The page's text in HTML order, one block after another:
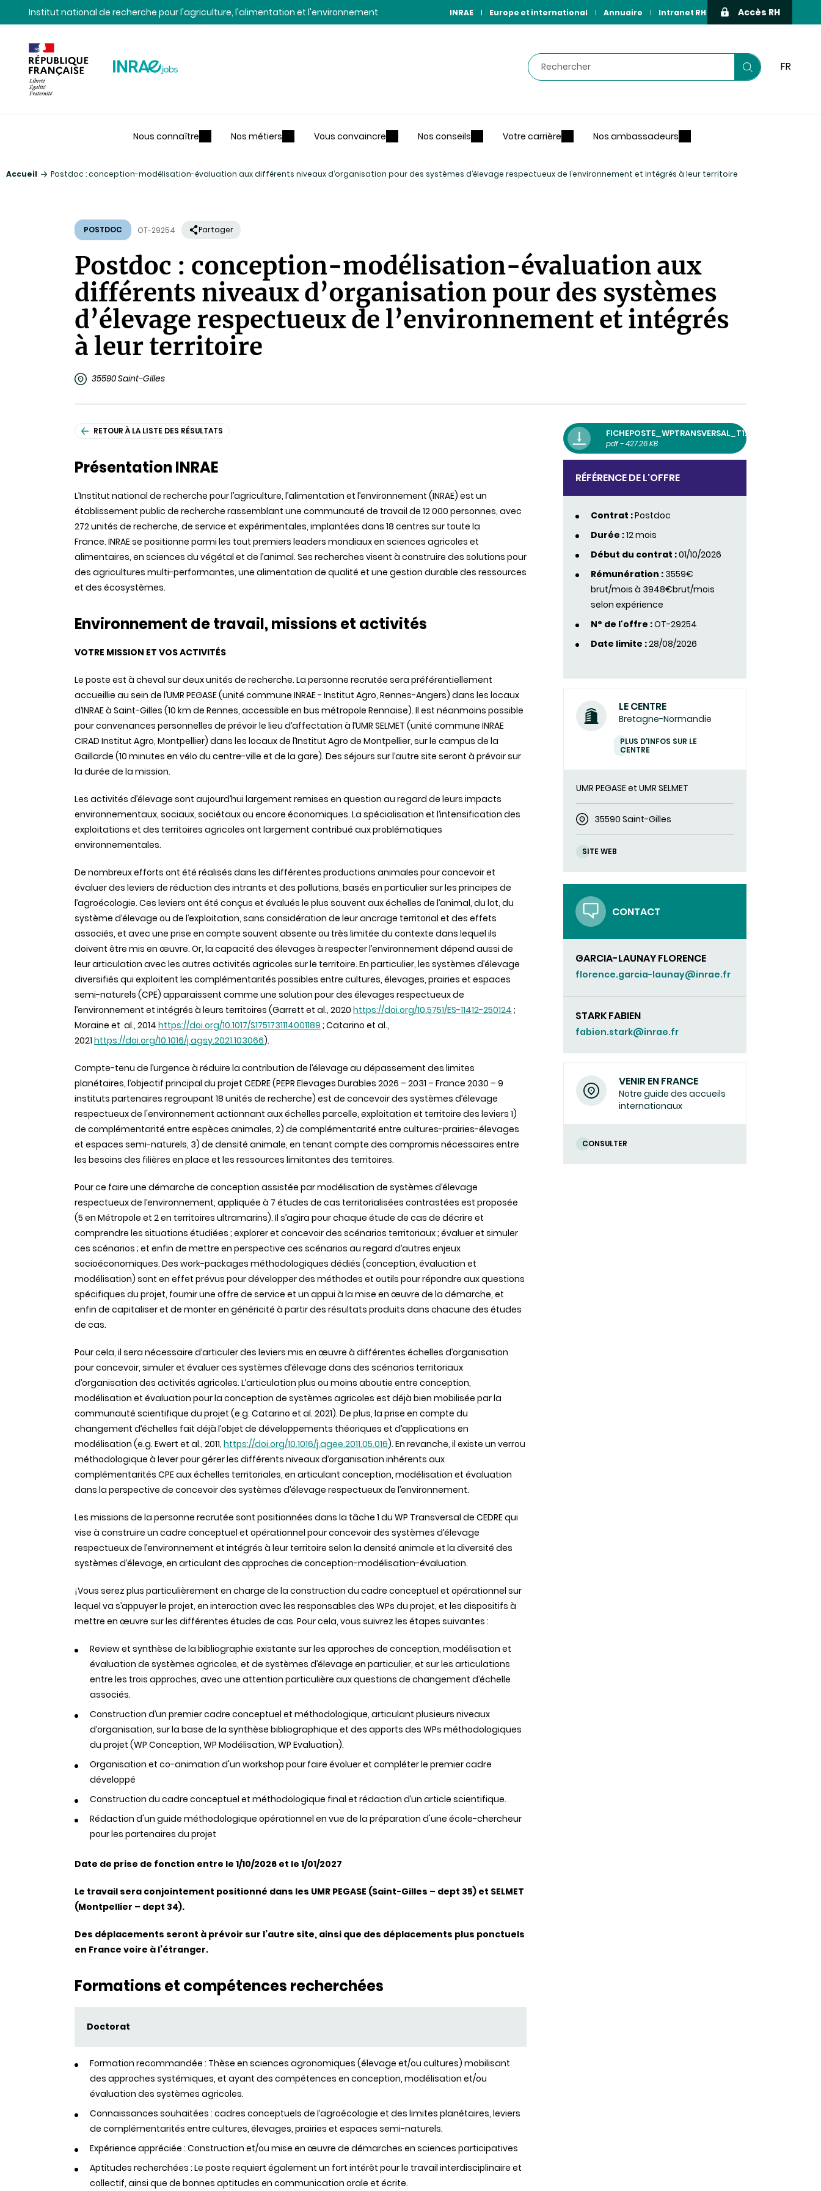
Contenu
Recherche
NavigationInstitut national de recherche pour l'agriculture, l'alimentation et l'environnement INRAE Europe et international Annuaire Intranet RH Accès RH
Rechercher
Lancer
FR
Nous connaître Nos métiers Vous convaincre Nos conseils Votre carrière Nos ambassadeurs
Accueil Postdoc : conception-modélisation-évaluation aux différents niveaux d’organisation pour des systèmes d’élevage respectueux de l’environnement et intégrés à leur territoire
POSTDOC OT-29254 Partager
Postdoc : conception-modélisation-évaluation aux
différents niveaux d’organisation pour des systèmes
d’élevage respectueux de l’environnement et intégrés
à leur territoire
35590 Saint-Gilles
RETOUR À LA LISTE DES RÉSULTATS
Présentation INRAE
L’Institut national de recherche pour l’agriculture, l’alimentation et l’environnement (INRAE) est un
établissement public de recherche rassemblant une communauté de travail de 12 000 personnes, avec
272unités de recherche, de service et expérimentales, implantées dans 18 centres sur toute la
France. INRAE se positionne parmi les tout premiers leaders mondiaux en sciences agricoles et
alimentaires, en sciences du végétal et de l’animal. Ses recherches visent à construire des solutions pour
des agricultures multi-performantes, une alimentation de qualité et une gestion durable des ressources
et des écosystèmes.
Environnement de travail, missions et activités
VOTRE MISSION ET VOS ACTIVITÉS
Le poste est à cheval sur deux unités de recherche. La personne recrutée sera préférentiellement
accueillie au sein de l’UMR PEGASE (unité commune INRAE - Institut Agro, Rennes-Angers) dans les locaux
d’INRAE à Saint-Gilles (10 km de Rennes, accessible en bus métropole Rennaise). Il est néanmoins possible
pour convenances personnelles de prévoir le lieu d’affectation à l’UMR SELMET (unité commune INRAE
CIRAD Institut Agro, Montpellier) dans les locaux de l’Institut Agro de Montpellier, sur le campus de la
Gaillarde (10 minutes en vélo du centre-ville et de la gare). Des séjours sur l’autre site seront à prévoir sur
la durée de la mission.
Les activités d’élevage sont aujourd’hui largement remises en question au regard de leurs impacts
environnementaux, sociaux, sociétaux ou encore économiques. La spécialisation et l’intensification des
exploitations et des territoires agricoles ont largement contribué aux problématiques
environnementales.
De nombreux efforts ont été réalisés dans les différentes productions animales pour concevoir et
évaluer des leviers de réduction des intrants et des pollutions, basés en particulier sur les principes de
l’agroécologie. Ces leviers ont été conçus et évalués le plus souvent aux échelles de l’animal, du lot, du
système d’élevage ou de l’exploitation, sans considération de leur ancrage territorial et des effets
associés, et avec une prise en compte souvent absente ou très limitée du contexte dans lequel ils
doivent être mis en œuvre. Or, la capacité des élevages à respecter l’environnement dépend aussi de
leur articulation avec les autres activités agricoles sur le territoire. En particulier, les systèmes d’élevage
diversifiés qui exploitent les complémentarités possibles entre cultures, élevages, prairies et espaces
semi-naturels (CPE) apparaissent comme une solution pour des élevages respectueux de
l’environnement et intégrés à leurs territoires (Garrett et al., 2020 https://doi.org/10.5751/ES-11412-250124 ;
Moraine et al., 2014 https://doi.org/10.1017/S1751731114001189 ; Catarino et al.,
2021 https://doi.org/10.1016/j.agsy.2021.103066).
Compte-tenu de l’urgence à réduire la contribution de l’élevage au dépassement des limites
planétaires, l’objectif principal du projet CEDRE (PEPR Elevages Durables 2026 – 2031 – France 2030 – 9
instituts partenaires regroupant 18 unités de recherche) est de concevoir des systèmes d’élevage
respectueux de l'environnement actionnant aux échelles parcelle, exploitation et territoire des leviers 1)
de complémentarité entre espèces animales, 2) de complémentarité entre cultures-prairies-élevages
et espaces semi-naturels, 3) de densité animale, en tenant compte des compromis nécessaires entre
les besoins des filières en place et les ressources limitantes des territoires.
Pour ce faire une démarche de conception assistée par modélisation de systèmes d’élevage
respectueux de l’environnement, appliquée à 7 études de cas territorialisées contrastées est proposée
(5 en Métropole et 2 en territoires ultramarins). Il s’agira pour chaque étude de cas de décrire et
comprendre les situations étudiées ; explorer et concevoir des scénarios territoriaux ; évaluer et simuler
ces scénarios ; et enfin de mettre en perspective ces scénarios au regard d’autres enjeux
socioéconomiques. Des work-packages méthodologiques dédiés (conception, évaluation et
modélisation) sont en effet prévus pour développer des méthodes et outils pour répondre aux questions
spécifiques du projet, fournir une offre de service et un appui à la mise en œuvre de la démarche, et
enfin de capitaliser et de monter en généricité à partir des résultats produits dans chacune des études
de cas.
Pour cela, il sera nécessaire d’articuler des leviers mis en œuvre à différentes échelles d’organisation
pour concevoir, simuler et évaluer ces systèmes d’élevage dans des scénarios territoriaux
d’organisation des activités agricoles. L’articulation plus ou moins aboutie entre conception,
modélisation et évaluation pour la conception de systèmes agricoles est déjà bien mobilisée par la
communauté scientifique du projet (e.g. Catarino et al. 2021). De plus, la prise en compte du
changement d’échelles fait déjà l’objet de développements théoriques et d’applications en
modélisation (e.g. Ewert et al., 2011, https://doi.org/10.1016/j.agee.2011.05.016). En revanche, il existe un verrou
méthodologique à lever pour gérer les différents niveaux d’organisation inhérents aux
complémentarités CPE aux échelles territoriales, en articulant conception, modélisation et évaluation
dans la perspective de concevoir des systèmes d’élevage respectueux de l’environnement.
Les missions de la personne recrutée sont positionnées dans la tâche 1 du WP Transversal de CEDRE qui
vise à construire un cadre conceptuel et opérationnel pour concevoir des systèmes d’élevage
respectueux de l’environnement et intégrés à leur territoire selon la densité animale et la diversité des
systèmes d’élevage, en articulant des approches de conception-modélisation-évaluation.
¡Vous serez plus particulièrement en charge de la construction du cadre conceptuel et opérationnel sur
lequel va s’appuyer le projet, en interaction avec les responsables des WPs du projet, et les dispositifs à
mettre en œuvre sur les différentes études de cas. Pour cela, vous suivrez les étapes suivantes :
Review et synthèse de la bibliographie existante sur les approches de conception, modélisation et
évaluation de systèmes agricoles, et de systèmes d’élevage en particulier, et sur les articulations
entre les trois approches, avec une attention particulière aux questions de changement d’échelle
associés.
Construction d’un premier cadre conceptuel et méthodologique, articulant plusieurs niveaux
d’organisation, sur la base de la synthèse bibliographique et des apports des WPs méthodologiques
du projet (WP Conception, WP Modélisation, WP Evaluation).
Organisation et co-animation d'un workshop pour faire évoluer et compléter le premier cadre
développé
Construction du cadre conceptuel et méthodologique final et rédaction d’un article scientifique.
Rédaction d'un guide méthodologique opérationnel en vue de la préparation d'une école-chercheur
pour les partenaires du projet
Date de prise de fonction entre le 1/10/2026 et le 1/01/2027
Le travail sera conjointement positionné dans les UMR PEGASE (Saint-Gilles – dept 35) et SELMET
(Montpellier – dept 34).
Des déplacements seront à prévoir sur l’autre site, ainsi que des déplacements plus ponctuels
en France voire à l’étranger.
Formations et compétences recherchées
Doctorat
Formation recommandée : Thèse en sciences agronomiques (élevage et/ou cultures) mobilisant
des approches systémiques, et ayant des compétences en conception, modélisation et/ou
évaluation des systèmes agricoles.
Connaissances souhaitées : cadres conceptuels de l’agroécologie et des limites planétaires, leviers
de complémentarités entre cultures, élevages, prairies et espaces semi-naturels.
Expérience appréciée : Construction et/ou mise en œuvre de démarches en sciences participatives
Aptitudes recherchées : Le poste requiert également un fort intérêt pour le travail interdisciplinaire et
collectif, ainsi que de bonnes aptitudes en communication orale et écrite.
FICHEPOSTE_WPTRANSVERSAL_T1.1_VF.PDF
pdf - 427.26 KB
RÉFÉRENCE DE L'OFFRE
Contrat :Postdoc
Durée :12 mois
Début du contrat :01/10/2026
Rémunération : 3559€
brut/mois à 3948€brut/mois
selon expérience
N° de l'offre :OT-29254
Date limite :28/08/2026
LE CENTRE
Bretagne-Normandie
PLUS D'INFOS SUR LE
CENTRE
UMR PEGASE et UMR SELMET
35590 Saint-Gilles
SITE WEB
CONTACT
GARCIA-LAUNAY FLORENCE
florence.garcia-launay@inrae.fr
STARK FABIEN
fabien.stark@inrae.fr
VENIR EN FRANCE
Notre guide des accueils
internationaux
CONSULTER